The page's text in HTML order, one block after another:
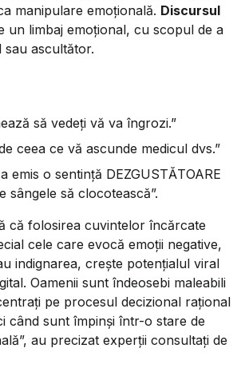
manipulare emoțională. Discursul
un limbaj emoțional, cu scopul de a
ascultător.
să vedeți vă va îngrozi.”
ceea ce vă ascunde medicul dvs.”
emis o sentință DEZGUSTĂTOARE
sângele să clocotească”.
că folosirea cuvintelor încărcate
cele care evocă emoții negative,
indignarea, crește potențialul viral
Oamenii sunt îndeosebi maleabili
pe procesul decizional rațional
când sunt împinși într-o stare de
au precizat experții consultați de